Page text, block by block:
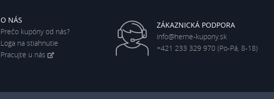
O NÁS
Prečo kupóny od nás?
Loga na stiahnutie
Pracujte u nás
ZÁKAZNICKÁ PODPORA
info@herne-kupony.sk
+421 233 329 970 (Po-Pá, 8-18)